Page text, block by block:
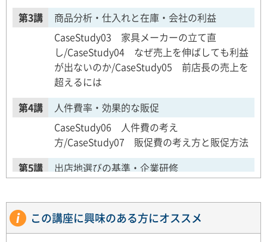
第3講
商品分析・仕入れと在庫・会社の利益
CaseStudy03 家具メーカーの立て直
し/CaseStudy04 なぜ売上を伸ばしても利益
が出ないのか/CaseStudy05 前店長の売上を
超えるには
第4講
人件費率・効果的な販促
CaseStudy06 人件費の考え
方/CaseStudy07 販促費の考え方と販促方法
第5講
出店地選びの基準・企業研修
準/CaseStudy09 離職者を減らすには
第6講
5つの利益と税金・人事評価・ビジネスモデル
この講座に興味のある方にオススメ